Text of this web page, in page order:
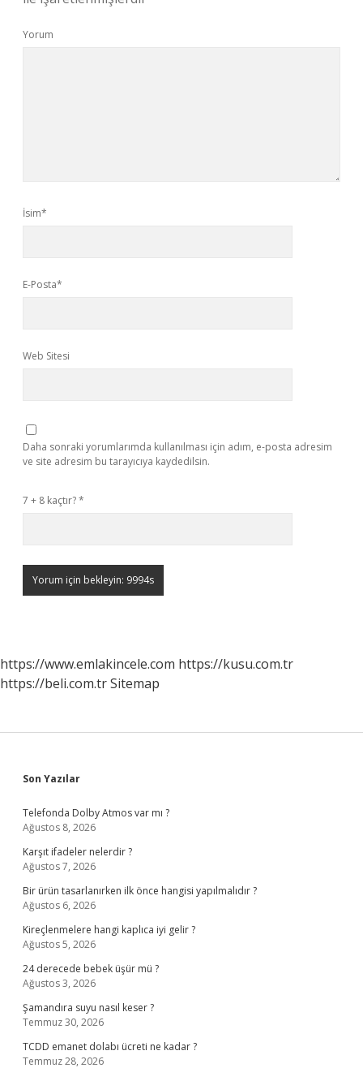
Yorum
İsim*
E-Posta*
Web Sitesi
Daha sonraki yorumlarımda kullanılması için adım, e-posta adresim
ve site adresim bu tarayıcıya kaydedilsin.
7 + 8 kaçtır?*
https://www.emlakincele.com https://kusu.com.tr
https://beli.com.trSitemap
Sidebar
Son Yazılar
Telefonda Dolby Atmos var mı ?
Ağustos 8, 2026
Karşıt ifadeler nelerdir ?
Ağustos 7, 2026
Bir ürün tasarlanırken ilk önce hangisi yapılmalıdır ?
Ağustos 6, 2026
Kireçlenmelere hangi kaplıca iyi gelir ?
Ağustos 5, 2026
24 derecede bebek üşür mü ?
Ağustos 3, 2026
Şamandıra suyu nasıl keser ?
Temmuz 30, 2026
TCDD emanet dolabı ücreti ne kadar ?
Temmuz 28, 2026